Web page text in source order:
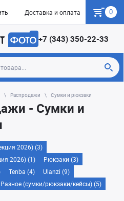
Доставка и оплата Гарантия
0
+7 (343) 350-22-33
Распродажи Сумки и рюкзаки
- Сумки и
2026) (3)
2026) (1)
Рюкзаки (3)
Tenba (4)
Ulanzi (9)
Разное (сумки/рюкзаки/кейсы) (5)